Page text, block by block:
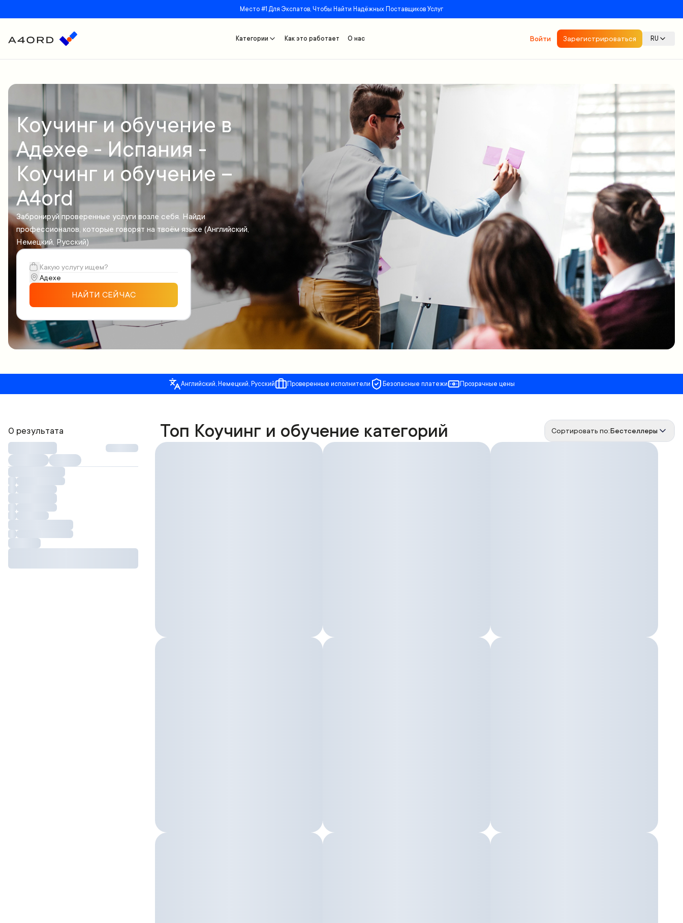
Место #1 Для Экспатов, Чтобы Найти Надёжных Поставщиков Услуг
Категории Как это работает О нас Войти Зарегистрироваться RU
Коучинг и обучение в
Адехее - Испания -
Коучинг и обучение –
A4ord
Забронируй проверенные услуги возле себя. Найди
профессионалов, которые говорят на твоём языке (Английский,
Немецкий, Русский)
НАЙТИ СЕЙЧАС
Английский, Немецкий, Русский Проверенные исполнители Безопасные платежи Прозрачные цены
0 результата Топ Коучинг и обучение категорий Сортировать по:Бестселлеры